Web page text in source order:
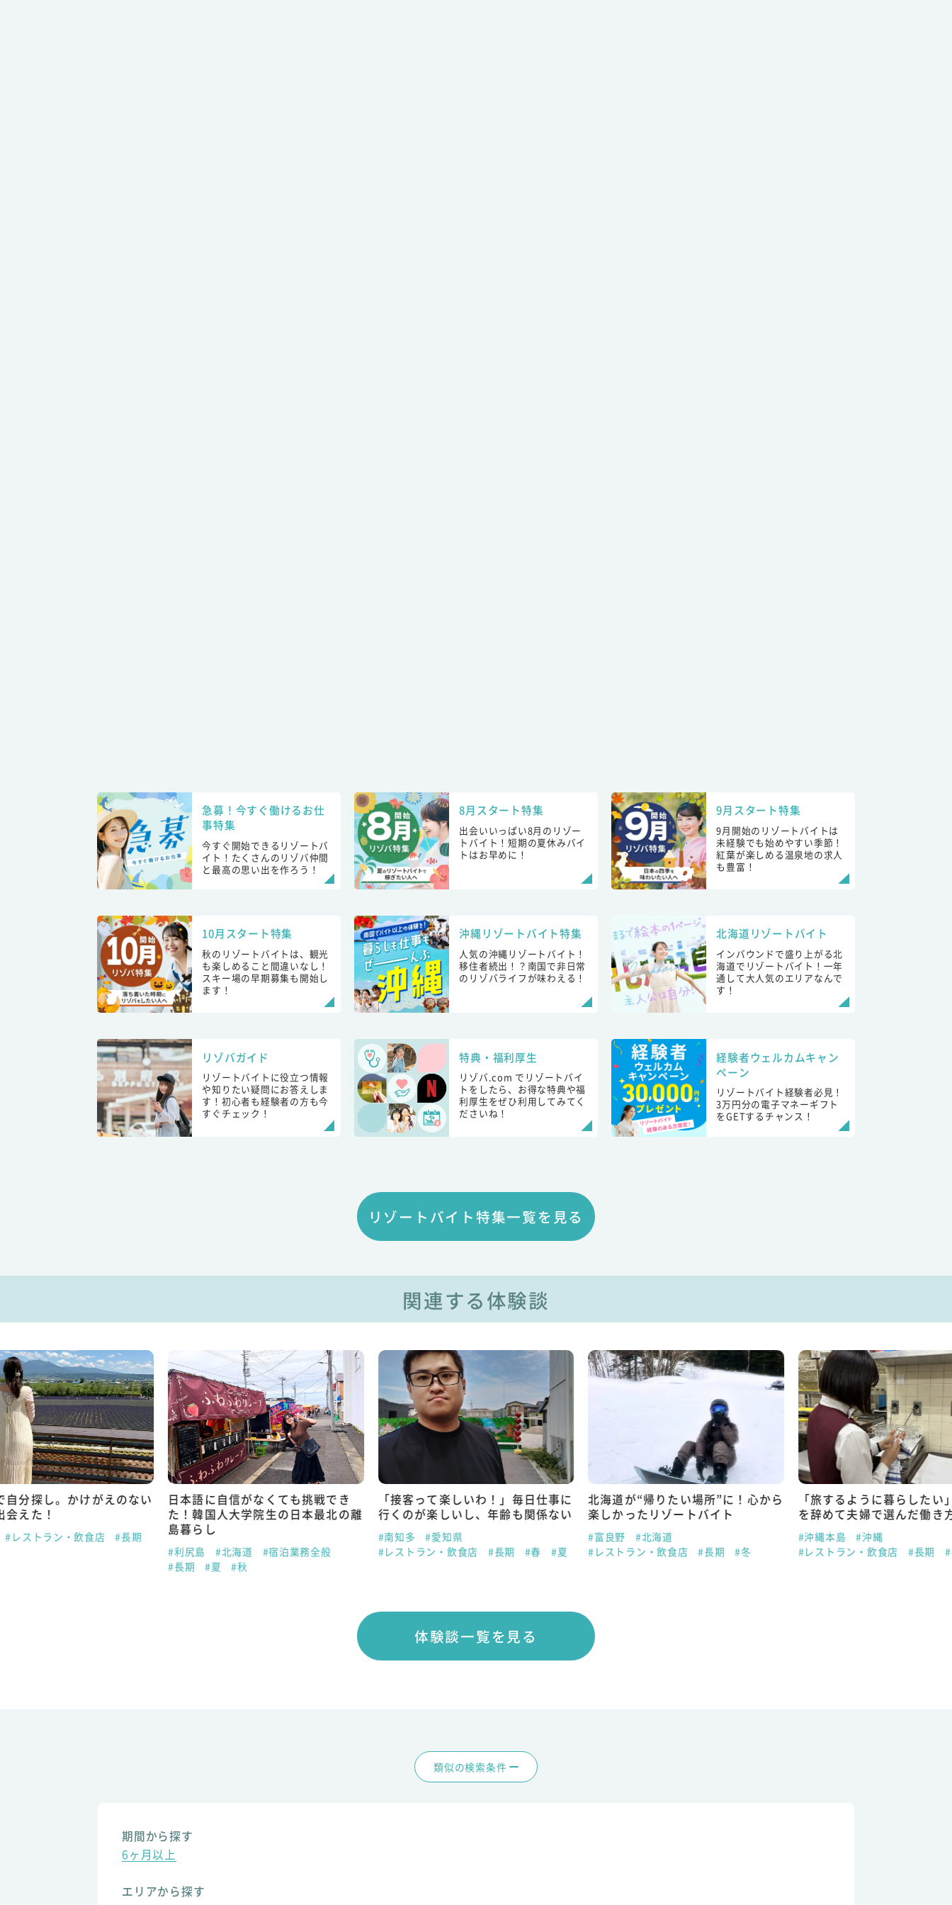
急募！今すぐ働けるお仕
事特集
今すぐ開始できるリゾートバ
イト！たくさんのリゾバ仲間
と最高の思い出を作ろう！
8月スタート特集
出会いいっぱい8月のリゾー
トバイト！短期の夏休みバイ
トはお早めに！
9月スタート特集
9月開始のリゾートバイトは
未経験でも始めやすい季節！
紅葉が楽しめる温泉地の求人
も豊富！
10月スタート特集
秋のリゾートバイトは、観光
も楽しめること間違いなし！
スキー場の早期募集も開始し
ます！
沖縄リゾートバイト特集
人気の沖縄リゾートバイト！
移住者続出！？南国で非日常
のリゾバライフが味わえる！
北海道リゾートバイト
インバウンドで盛り上がる北
海道でリゾートバイト！一年
通して大人気のエリアなんで
す！
リゾバガイド
リゾートバイトに役立つ情報
や知りたい疑問にお答えしま
す！初心者も経験者の方も今
すぐチェック！
特典・福利厚生
リゾバ.com でリゾートバイ
トをしたら、お得な特典や福
利厚生をぜひ利用してみてく
ださいね！
経験者ウェルカムキャン
ペーン
リゾートバイト経験者必見！
3万円分の電子マネーギフト
をGETするチャンス！
リゾートバイト特集一覧を見る
関連する体験談
自分探し。かけがえのない
会えた！
#レストラン・飲食店
#長期
日本語に自信がなくても挑戦でき
た！韓国人大学院生の日本最北の離
島暮らし
#利尻島 #北海道
#宿泊業務全般
#長期
#夏 #秋
「接客って楽しいわ！」毎日仕事に
行くのが楽しいし、年齢も関係ない
#南知多
#愛知県
#レストラン・飲食店
#長期 #春 #夏
北海道が“帰りたい場所”に！心から
楽しかったリゾートバイト
#富良野
#北海道
#レストラン・飲食店
#長期 #冬
「旅するように暮らしたい
を辞めて夫婦で選んだ働き
#沖縄本島
#沖縄
#レストラン・飲食店
#長期
体験談一覧を見る
類似の検索条件
期間から探す
6ヶ月以上
エリアから探す